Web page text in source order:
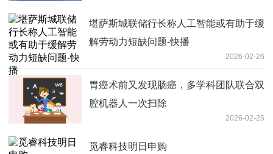
堪萨斯城联储行长称人工智能或有助于缓
解劳动力短缺问题-快播
2026-02-26
胃癌术前又发现肠癌，多学科团队联合双
腔机器人一次扫除
2026-02-25
觅睿科技明日申购